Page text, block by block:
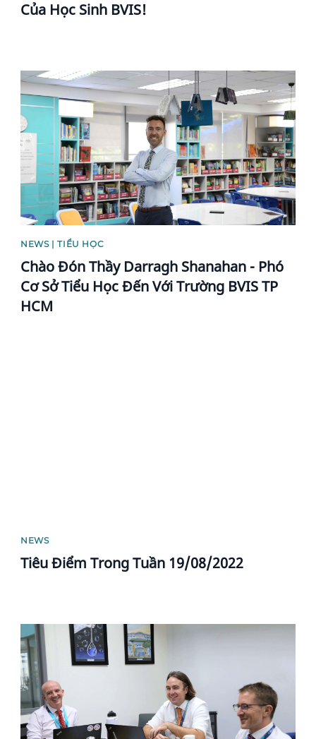
Của Học Sinh BVIS!
News image
NEWS | TIỂU HỌC
Chào Đón Thầy Darragh Shanahan - Phó
Cơ Sở Tiểu Học Đến Với Trường BVIS TP
HCM
NEWS
Tiêu Điểm Trong Tuần 19/08/2022
News image